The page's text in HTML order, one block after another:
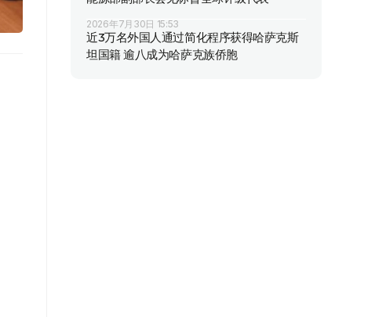
2026年7月30日 15:53
近3万名外国人通过简化程序获得哈萨克斯
坦国籍 逾八成为哈萨克族侨胞